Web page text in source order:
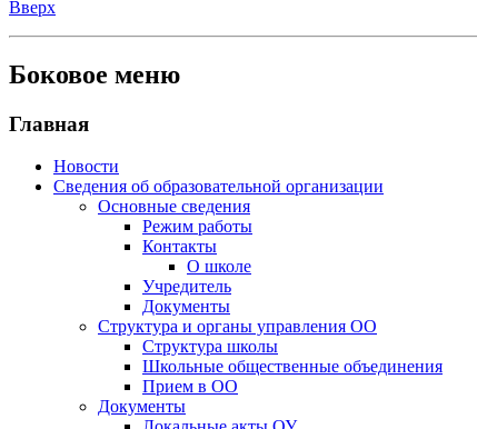
Вверх
Боковое меню
Главная
Новости
Сведения об образовательной организации
Основные сведения
Режим работы
Контакты
О школе
Учредитель
Документы
Структура и органы управления ОО
Структура школы
Школьные общественные объединения
Прием в ОО
Документы